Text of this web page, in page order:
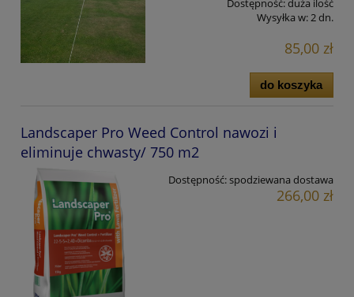
Dostępność:duża ilość
Wysyłka w:2 dn.
85,00 zł
do koszyka
Landscaper Pro Weed Control nawozi i
eliminuje chwasty/ 750 m2
Dostępność:spodziewana dostawa
266,00 zł